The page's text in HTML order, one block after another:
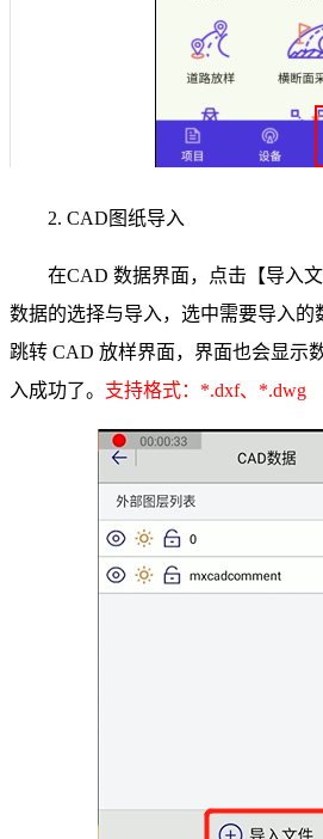
2. CAD图纸导入
在CAD 数据界面，点击【导入
数据的选择与导入，选中需要导入的
跳转 CAD 放样界面，界面也会显示
入成功了。 支持格式：*.dxf、*.dwg